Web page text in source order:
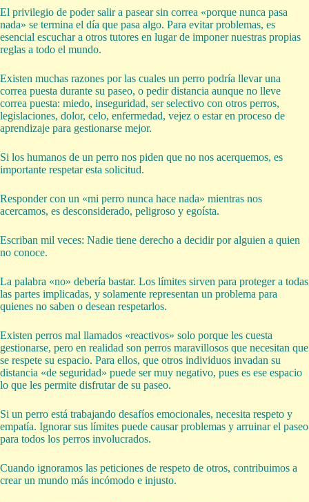
El privilegio de poder salir a pasear sin correa «porque nunca pasa
nada» se termina el día que pasa algo. Para evitar problemas, es
esencial escuchar a otros tutores en lugar de imponer nuestras propias
reglas a todo el mundo.
Existen muchas razones por las cuales un perro podría llevar una
correa puesta durante su paseo, o pedir distancia aunque no lleve
correa puesta: miedo, inseguridad, ser selectivo con otros perros,
legislaciones, dolor, celo, enfermedad, vejez o estar en proceso de
aprendizaje para gestionarse mejor.
Si los humanos de un perro nos piden que no nos acerquemos, es
importante respetar esta solicitud.
Responder con un «mi perro nunca hace nada» mientras nos
acercamos, es desconsiderado, peligroso y egoísta.
Escriban mil veces: Nadie tiene derecho a decidir por alguien a quien
no conoce.
La palabra «no» debería bastar. Los límites sirven para proteger a todas
las partes implicadas, y solamente representan un problema para
quienes no saben o desean respetarlos.
Existen perros mal llamados «reactivos» solo porque les cuesta
gestionarse, pero en realidad son perros maravillosos que necesitan que
se respete su espacio. Para ellos, que otros individuos invadan su
distancia «de seguridad» puede ser muy negativo, pues es ese espacio
lo que les permite disfrutar de su paseo.
Si un perro está trabajando desafíos emocionales, necesita respeto y
empatía. Ignorar sus límites puede causar problemas y arruinar el paseo
para todos los perros involucrados.
Cuando ignoramos las peticiones de respeto de otros, contribuimos a
crear un mundo más incómodo e injusto.